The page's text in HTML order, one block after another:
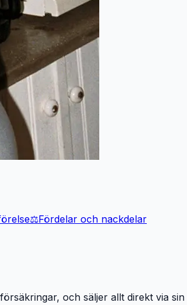
⚖️Fördelar och nackdelar
och säljer allt direkt via sin